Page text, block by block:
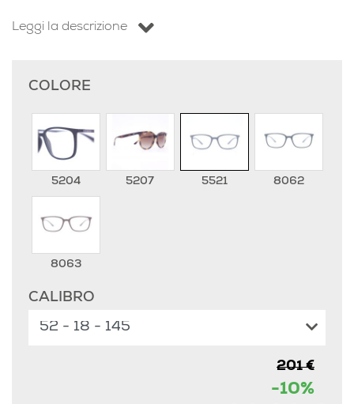
Leggi la descrizione
COLORE
5204 5207 5521 8062
8063
CALIBRO
201 €
-10%